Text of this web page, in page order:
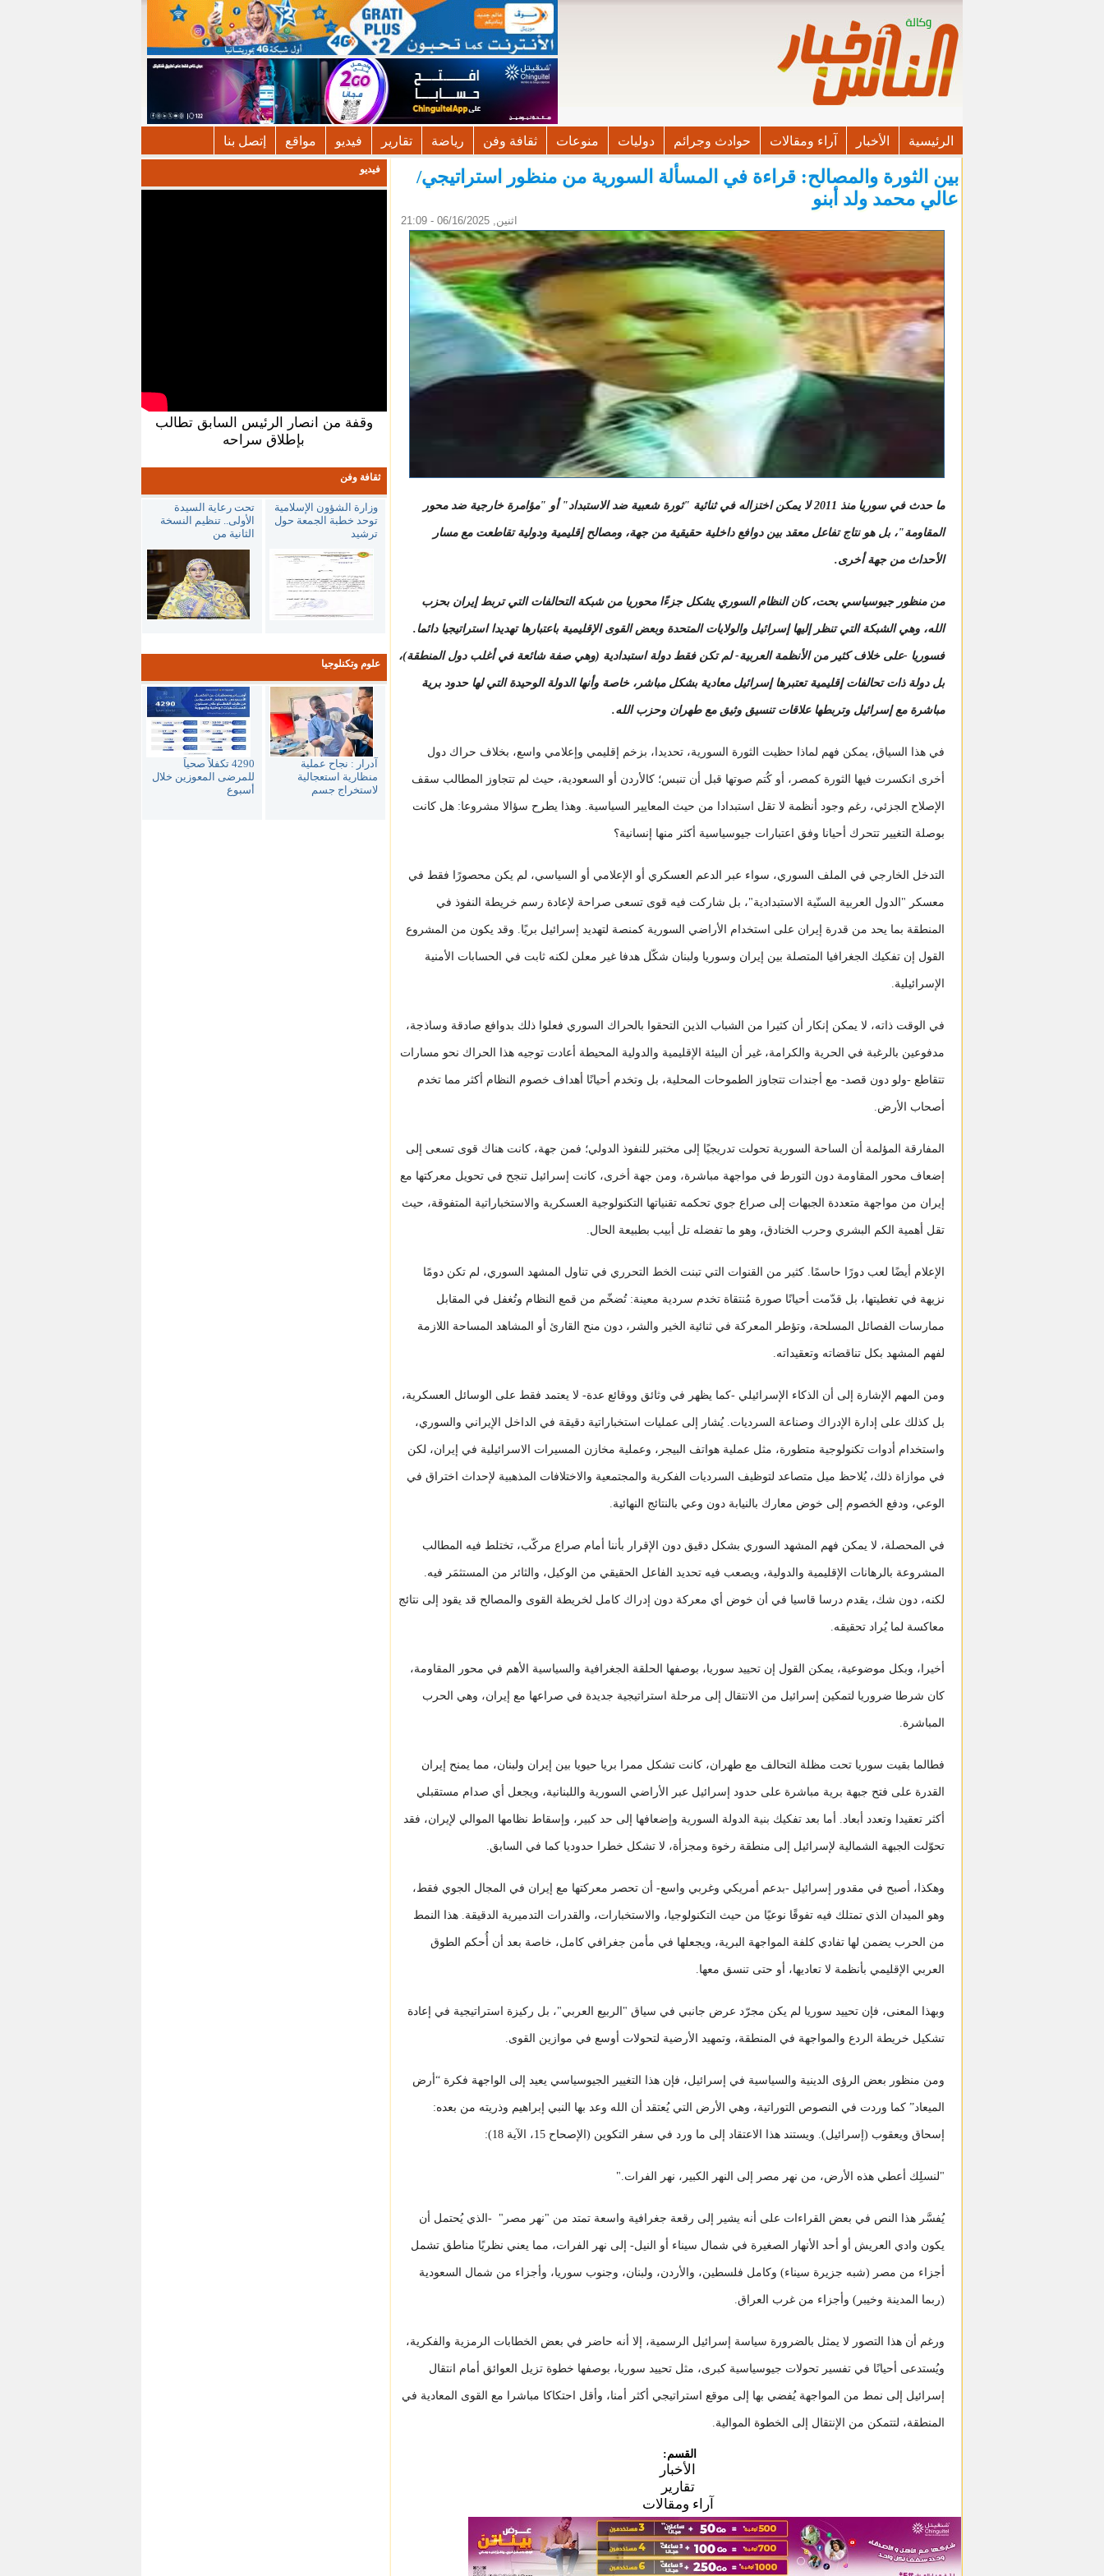
الرئيسية الأخبار آراء ومقالات حوادث وجرائم دوليات منوعات ثقافة وفن رياضة تقارير فيديو مواقع إتصل بنا
بين الثورة والمصالح: قراءة في المسألة السورية من منظور استراتيجي/
عالي محمد ولد أبنو
اثنين, 06/16/2025 - 21:09
ما حدث في سوريا منذ 2011 لا يمكن اختزاله في ثنائية "ثورة شعبية ضد الاستبداد" أو "مؤامرة خارجية ضد محور
المقاومة"، بل هو نتاج تفاعل معقد بين دوافع داخلية حقيقية من جهة، ومصالح إقليمية ودولية تقاطعت مع مسار
الأحداث من جهة أخرى.
من منظور جيوسياسي بحت، كان النظام السوري يشكل جزءًا محوريا من شبكة التحالفات التي تربط إيران بحزب
الله، وهي الشبكة التي تنظر إليها إسرائيل والولايات المتحدة وبعض القوى الإقليمية باعتبارها تهديدا استراتيجيا دائما.
فسوريا -على خلاف كثير من الأنظمة العربية- لم تكن فقط دولة استبدادية (وهي صفة شائعة في أغلب دول المنطقة)،
بل دولة ذات تحالفات إقليمية تعتبرها إسرائيل معادية بشكل مباشر، خاصة وأنها الدولة الوحيدة التي لها حدود برية
مباشرة مع إسرائيل وتربطها علاقات تنسيق وثيق مع طهران وحزب الله.
في هذا السياق، يمكن فهم لماذا حظيت الثورة السورية، تحديدا، بزخم إقليمي وإعلامي واسع، بخلاف حراك دول
أخرى انكسرت فيها الثورة كمصر، أو كُتم صوتها قبل أن تنبس؛ كالأردن أو السعودية، حيث لم تتجاوز المطالب سقف
الإصلاح الجزئي، رغم وجود أنظمة لا تقل استبدادا من حيث المعايير السياسية. وهذا يطرح سؤالا مشروعا: هل كانت
بوصلة التغيير تتحرك أحيانا وفق اعتبارات جيوسياسية أكثر منها إنسانية؟
التدخل الخارجي في الملف السوري، سواء عبر الدعم العسكري أو الإعلامي أو السياسي، لم يكن محصورًا فقط في
معسكر "الدول العربية السنّية الاستبدادية"، بل شاركت فيه قوى تسعى صراحة لإعادة رسم خريطة النفوذ في
المنطقة بما يحد من قدرة إيران على استخدام الأراضي السورية كمنصة لتهديد إسرائيل بريًا. وقد يكون من المشروع
القول إن تفكيك الجغرافيا المتصلة بين إيران وسوريا ولبنان شكّل هدفا غير معلن لكنه ثابت في الحسابات الأمنية
الإسرائيلية.
في الوقت ذاته، لا يمكن إنكار أن كثيرا من الشباب الذين التحقوا بالحراك السوري فعلوا ذلك بدوافع صادقة وساذجة،
مدفوعين بالرغبة في الحرية والكرامة، غير أن البيئة الإقليمية والدولية المحيطة أعادت توجيه هذا الحراك نحو مسارات
تتقاطع -ولو دون قصد- مع أجندات تتجاوز الطموحات المحلية، بل وتخدم أحيانًا أهداف خصوم النظام أكثر مما تخدم
أصحاب الأرض.
المفارقة المؤلمة أن الساحة السورية تحولت تدريجيًا إلى مختبر للنفوذ الدولي؛ فمن جهة، كانت هناك قوى تسعى إلى
إضعاف محور المقاومة دون التورط في مواجهة مباشرة، ومن جهة أخرى، كانت إسرائيل تنجح في تحويل معركتها مع
إيران من مواجهة متعددة الجبهات إلى صراع جوي تحكمه تقنياتها التكنولوجية العسكرية والاستخباراتية المتفوقة، حيث
تقل أهمية الكم البشري وحرب الخنادق، وهو ما تفضله تل أبيب بطبيعة الحال.
الإعلام أيضًا لعب دورًا حاسمًا. كثير من القنوات التي تبنت الخط التحرري في تناول المشهد السوري، لم تكن دومًا
نزيهة في تغطيتها، بل قدّمت أحيانًا صورة مُنتقاة تخدم سردية معينة: تُضخّم من قمع النظام وتُغفل في المقابل
ممارسات الفصائل المسلحة، وتؤطر المعركة في ثنائية الخير والشر، دون منح القارئ أو المشاهد المساحة اللازمة
لفهم المشهد بكل تناقضاته وتعقيداته.
ومن المهم الإشارة إلى أن الذكاء الإسرائيلي -كما يظهر في وثائق ووقائع عدة- لا يعتمد فقط على الوسائل العسكرية،
بل كذلك على إدارة الإدراك وصناعة السرديات. يُشار إلى عمليات استخباراتية دقيقة في الداخل الإيراني والسوري،
واستخدام أدوات تكنولوجية متطورة، مثل عملية هواتف البيجر، وعملية مخازن المسيرات الاسرائيلية في إيران، لكن
في موازاة ذلك، يُلاحظ ميل متصاعد لتوظيف السرديات الفكرية والمجتمعية والاختلافات المذهبية لإحداث اختراق في
الوعي، ودفع الخصوم إلى خوض معارك بالنيابة دون وعي بالنتائج النهائية.
في المحصلة، لا يمكن فهم المشهد السوري بشكل دقيق دون الإقرار بأننا أمام صراع مركّب، تختلط فيه المطالب
المشروعة بالرهانات الإقليمية والدولية، ويصعب فيه تحديد الفاعل الحقيقي من الوكيل، والثائر من المستثمَر فيه.
لكنه، دون شك، يقدم درسا قاسيا في أن خوض أي معركة دون إدراك كامل لخريطة القوى والمصالح قد يقود إلى نتائج
معاكسة لما يُراد تحقيقه.
أخيرا، وبكل موضوعية، يمكن القول إن تحييد سوريا، بوصفها الحلقة الجغرافية والسياسية الأهم في محور المقاومة،
كان شرطا ضروريا لتمكين إسرائيل من الانتقال إلى مرحلة استراتيجية جديدة في صراعها مع إيران، وهي الحرب
المباشرة.
فطالما بقيت سوريا تحت مظلة التحالف مع طهران، كانت تشكل ممرا بريا حيويا بين إيران ولبنان، مما يمنح إيران
القدرة على فتح جبهة برية مباشرة على حدود إسرائيل عبر الأراضي السورية واللبنانية، ويجعل أي صدام مستقبلي
أكثر تعقيدا وتعدد أبعاد. أما بعد تفكيك بنية الدولة السورية وإضعافها إلى حد كبير، وإسقاط نظامها الموالي لإيران، فقد
تحوّلت الجبهة الشمالية لإسرائيل إلى منطقة رخوة ومجزأة، لا تشكل خطرا حدوديا كما في السابق.
وهكذا، أصبح في مقدور إسرائيل -بدعم أمريكي وغربي واسع- أن تحصر معركتها مع إيران في المجال الجوي فقط،
وهو الميدان الذي تمتلك فيه تفوقًا نوعيًا من حيث التكنولوجيا، والاستخبارات، والقدرات التدميرية الدقيقة. هذا النمط
من الحرب يضمن لها تفادي كلفة المواجهة البرية، ويجعلها في مأمن جغرافي كامل، خاصة بعد أن أُحكم الطوق
العربي الإقليمي بأنظمة لا تعاديها، أو حتى تنسق معها.
وبهذا المعنى، فإن تحييد سوريا لم يكن مجرّد عرض جانبي في سياق "الربيع العربي"، بل ركيزة استراتيجية في إعادة
تشكيل خريطة الردع والمواجهة في المنطقة، وتمهيد الأرضية لتحولات أوسع في موازين القوى.
ومن منظور بعض الرؤى الدينية والسياسية في إسرائيل، فإن هذا التغيير الجيوسياسي يعيد إلى الواجهة فكرة “أرض
الميعاد” كما وردت في النصوص التوراتية، وهي الأرض التي يُعتقد أن الله وعد بها النبي إبراهيم وذريته من بعده:
إسحاق ويعقوب (إسرائيل). ويستند هذا الاعتقاد إلى ما ورد في سفر التكوين (الإصحاح 15، الآية 18):
"لنسلِك أعطي هذه الأرض، من نهر مصر إلى النهر الكبير، نهر الفرات."
يُفسَّر هذا النص في بعض القراءات على أنه يشير إلى رقعة جغرافية واسعة تمتد من "نهر مصر" -الذي يُحتمل أن
يكون وادي العريش أو أحد الأنهار الصغيرة في شمال سيناء أو النيل- إلى نهر الفرات، مما يعني نظريًا مناطق تشمل
أجزاء من مصر (شبه جزيرة سيناء) وكامل فلسطين، والأردن، ولبنان، وجنوب سوريا، وأجزاء من شمال السعودية
(ربما المدينة وخيبر) وأجزاء من غرب العراق.
ورغم أن هذا التصور لا يمثل بالضرورة سياسة إسرائيل الرسمية، إلا أنه حاضر في بعض الخطابات الرمزية والفكرية،
ويُستدعى أحيانًا في تفسير تحولات جيوسياسية كبرى، مثل تحييد سوريا، بوصفها خطوة تزيل العوائق أمام انتقال
إسرائيل إلى نمط من المواجهة يُفضي بها إلى موقع استراتيجي أكثر أمنا، وأقل احتكاكا مباشرا مع القوى المعادية في
المنطقة، لتتمكن من الإنتقال إلى الخطوة الموالية.
القسم:
الأخبار
تقارير
آراء ومقالات
فيديو
وقفة من انصار الرئيس السابق تطالب
بإطلاق سراحه
ثقافة وفن
وزارة الشؤون الإسلامية
توحد خطبة الجمعة حول
ترشيد
تحت رعاية السيدة
الأولى.. تنظيم النسخة
الثانية من
علوم وتكنلوجيا
آدرار : نجاح عملية
منظارية استعجالية
لاستخراج جسم
4290 تكفلاً صحياً
للمرضى المعوزين خلال
أسبوع